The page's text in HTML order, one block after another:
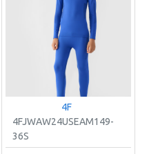
4F
4FJWAW24USEAM149-
36S